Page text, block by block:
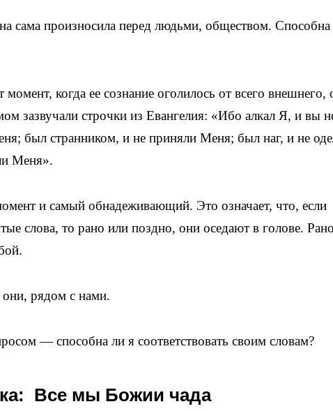
сама произносила перед людьми, обществом. Способна
когда ее сознание оголилось от всего внешнего,
зазвучали строчки из Евангелия: «Ибо алкал Я, и вы
был странником, и не приняли Меня; был наг, и не
Меня».
и самый обнадеживающий. Это означает, что, если
слова, то рано или поздно, они оседают в голове.
они, рядом с нами.
— способна ли я соответствовать своим словам?
Все мы Божии чада